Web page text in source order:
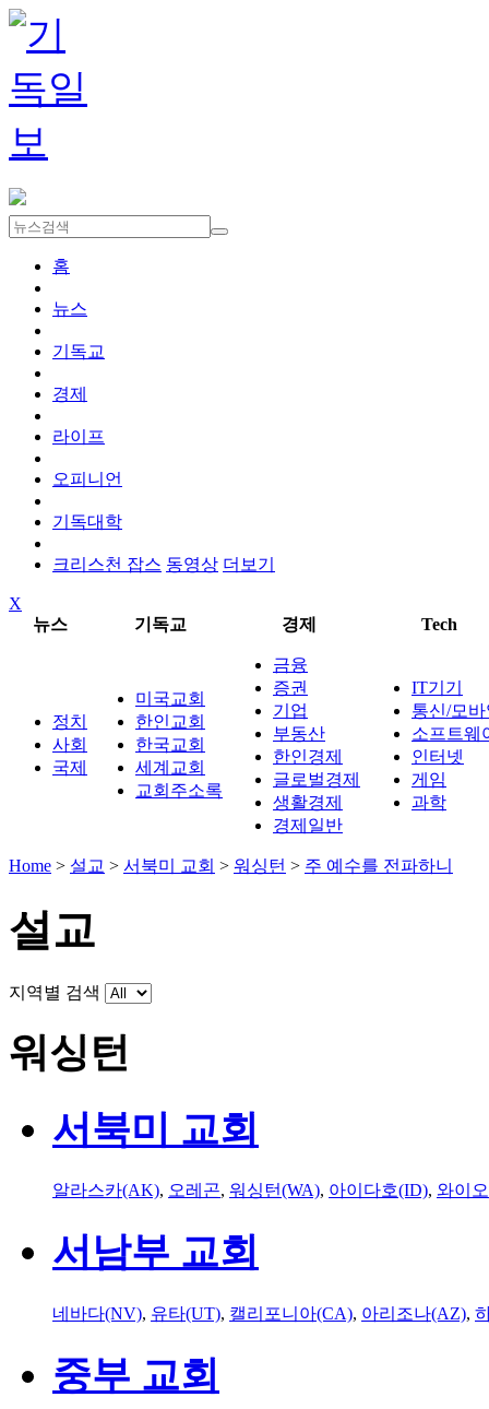
홈
뉴스
기독교
경제
라이프
오피니언
기독대학
크리스천 잡스 동영상 더보기
X
뉴스
기독교 경제 Tech
정치
사회
국제
미국교회
한인교회
한국교회
세계교회
교회주소록
금융
증권
기업
부동산
한인경제
글로벌경제
생활경제
경제일반
IT기기
통신/모
소프트웨
인터넷
게임
과학
Home > 설교 > 서북미 교회 > 워싱턴 > 주 예수를 전파하니
설교
지역별 검색
워싱턴
서북미 교회
알라스카(AK), 오레곤, 워싱턴(WA), 아이다호(ID), 와이
서남부 교회
네바다(NV), 유타(UT), 캘리포니아(CA), 아리조나(AZ),
중부 교회